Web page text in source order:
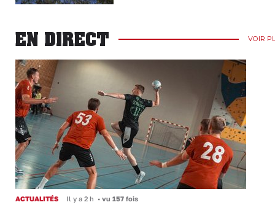
EN DIRECT VOIR
ACTUALITÉS Il y a 2 h • vu 157 fois